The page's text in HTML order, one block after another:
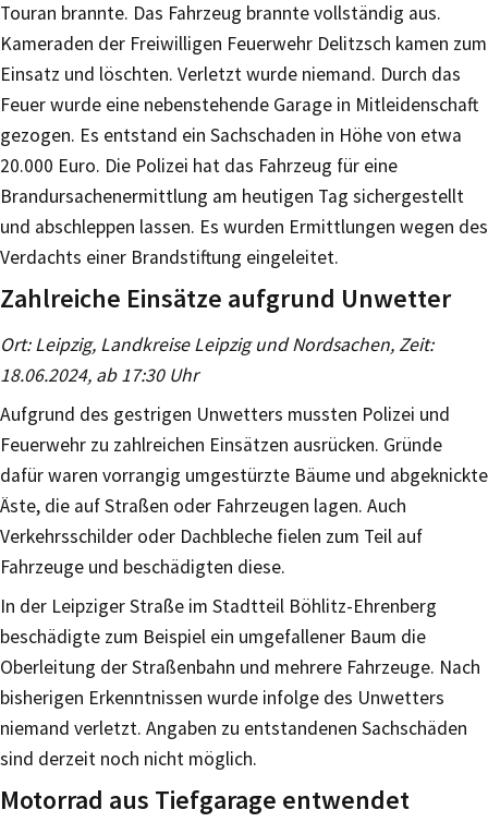
Touran brannte. Das Fahrzeug brannte vollständig aus.
Kameraden der Freiwilligen Feuerwehr Delitzsch kamen zum
Einsatz und löschten. Verletzt wurde niemand. Durch das
Feuer wurde eine nebenstehende Garage in Mitleidenschaft
gezogen. Es entstand ein Sachschaden in Höhe von etwa
20.000 Euro. Die Polizei hat das Fahrzeug für eine
Brandursachenermittlung am heutigen Tag sichergestellt
und abschleppen lassen. Es wurden Ermittlungen wegen des
Verdachts einer Brandstiftung eingeleitet.
Zahlreiche Einsätze aufgrund Unwetter
Ort: Leipzig, Landkreise Leipzig und Nordsachen, Zeit:
18.06.2024, ab 17:30 Uhr
Aufgrund des gestrigen Unwetters mussten Polizei und
Feuerwehr zu zahlreichen Einsätzen ausrücken. Gründe
dafür waren vorrangig umgestürzte Bäume und abgeknickte
Äste, die auf Straßen oder Fahrzeugen lagen. Auch
Verkehrsschilder oder Dachbleche fielen zum Teil auf
Fahrzeuge und beschädigten diese.
In der Leipziger Straße im Stadtteil Böhlitz-Ehrenberg
beschädigte zum Beispiel ein umgefallener Baum die
Oberleitung der Straßenbahn und mehrere Fahrzeuge. Nach
bisherigen Erkenntnissen wurde infolge des Unwetters
niemand verletzt. Angaben zu entstandenen Sachschäden
sind derzeit noch nicht möglich.
Motorrad aus Tiefgarage entwendet